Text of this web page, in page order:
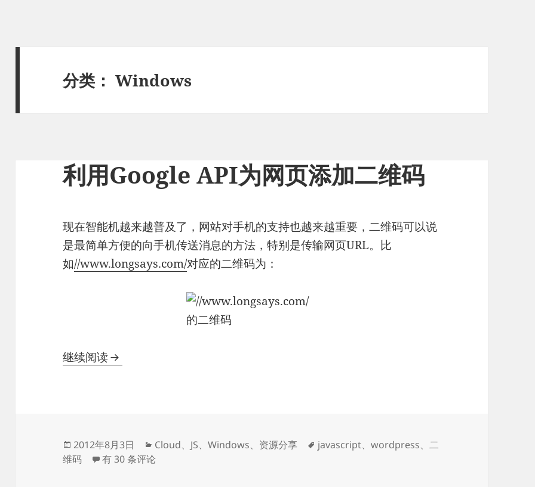
分类：Windows
利用Google API为网页添加二维码
现在智能机越来越普及了，网站对手机的支持也越来越重要，二维码可以说
是最简单方便的向手机传送消息的方法，特别是传输网页URL。比
如//www.longsays.com/对应的二维码为：
继续阅读利用Google API为网页添加二维码
发
布
2012年8月3日
分
类
Cloud、 JS、Windows、 资源分享
标
javascript、wordpress、二
维码
利用Google API为网页添加二维码
有 30 条评论